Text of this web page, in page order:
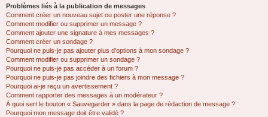
Problèmes liés à la publication de messages
Comment créer un nouveau sujet ou poster une réponse ?
Comment modifier ou supprimer un message ?
Comment ajouter une signature à mes messages ?
Comment créer un sondage ?
Pourquoi ne puis-je pas ajouter plus d’options à mon sondage ?
Comment modifier ou supprimer un sondage ?
Pourquoi ne puis-je pas accéder à un forum ?
Pourquoi ne puis-je pas joindre des fichiers à mon message ?
Pourquoi ai-je reçu un avertissement ?
Comment rapporter des messages à un modérateur ?
À quoi sert le bouton « Sauvegarder » dans la page de rédaction de message ?
Pourquoi mon message doit être validé ?